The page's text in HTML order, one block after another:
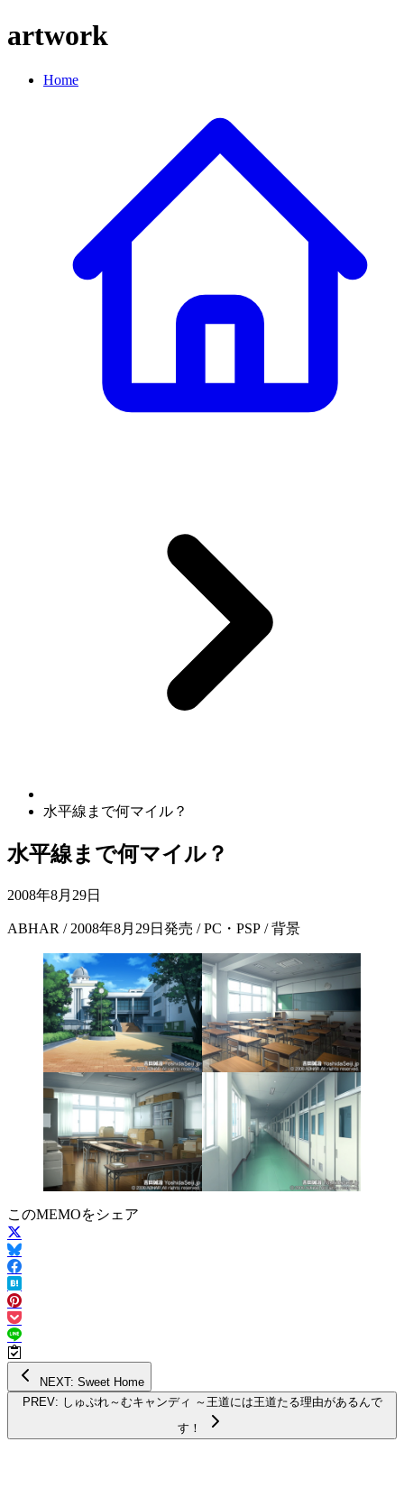
artwork
Home
水平線まで何マイル？
水平線まで何マイル？
2008年8月29日
ABHAR / 2008年8月29日発売 / PC・PSP / 背景
このMEMOをシェア
NEXT: Sweet Home
PREV: しゅぷれ～むキャンディ ～王道には王道たる理由があるんで
す！